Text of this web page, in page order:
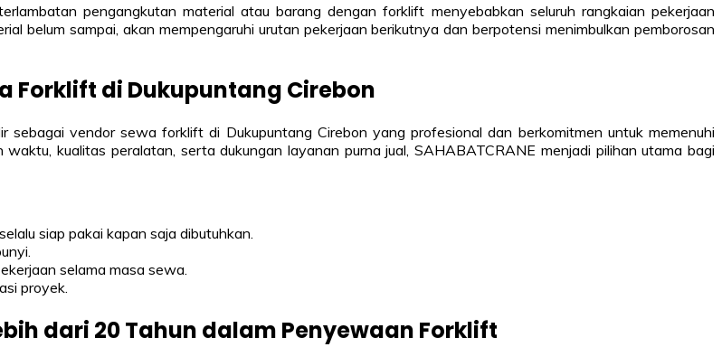
pengangkutan material atau barang dengan forklift menyebabkan seluruh rangkaian pekerjaan
belum sampai, akan mempengaruhi urutan pekerjaan berikutnya dan berpotensi menimbulkan pemborosan
Forklift di Dukupuntang Cirebon
vendor sewa forklift di Dukupuntang Cirebon yang profesional dan berkomitmen untuk memenuhi
kualitas peralatan, serta dukungan layanan purna jual, SAHABATCRANE menjadi pilihan utama bagi
siap pakai kapan saja dibutuhkan.
selama masa sewa.
proyek.
dari 20 Tahun dalam Penyewaan Forklift